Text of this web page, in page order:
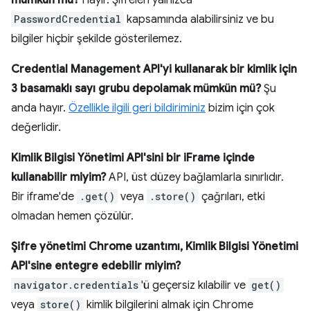
PasswordCredential kapsamında alabilirsiniz ve bu
bilgiler hiçbir şekilde gösterilemez.
Credential Management API'yi kullanarak bir kimlik için
3 basamaklı sayı grubu depolamak mümkün mü?Şu
anda hayır. Özellikle ilgili geri bildiriminiz bizim için çok
değerlidir.
Kimlik Bilgisi Yönetimi API'sini bir iFrame içinde
kullanabilir miyim?API, üst düzey bağlamlarla sınırlıdır.
Bir iframe'de .get() veya .store() çağrıları, etki
olmadan hemen çözülür.
Şifre yönetimi Chrome uzantımı, Kimlik Bilgisi Yönetimi
API'sine entegre edebilir miyim?
navigator.credentials 'ü geçersiz kılabilir ve get()
veya store() kimlik bilgilerini almak için Chrome